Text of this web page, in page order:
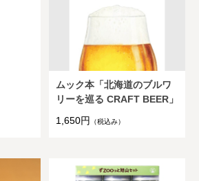
ムック本「北海道のブルワ
リーを巡る CRAFT BEER」
1,650円
（税込み）